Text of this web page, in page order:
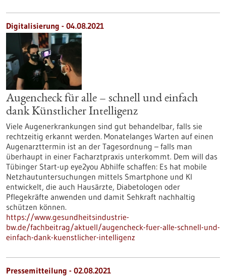
Digitalisierung - 04.08.2021
Augencheck für alle – schnell und einfach
dank Künstlicher Intelligenz
Viele Augenerkrankungen sind gut behandelbar, falls sie
rechtzeitig erkannt werden. Monatelanges Warten auf einen
Augenarzttermin ist an der Tagesordnung – falls man
überhaupt in einer Facharztpraxis unterkommt. Dem will das
Tübinger Start-up eye2you Abhilfe schaffen: Es hat mobile
Netzhautuntersuchungen mittels Smartphone und KI
entwickelt, die auch Hausärzte, Diabetologen oder
Pflegekräfte anwenden und damit Sehkraft nachhaltig
schützen können.
https://www.gesundheitsindustrie-
bw.de/fachbeitrag/aktuell/augencheck-fuer-alle-schnell-und-
einfach-dank-kuenstlicher-intelligenz
Pressemitteilung - 02.08.2021